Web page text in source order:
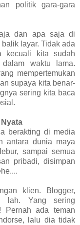
politik gara-gara
dan apa saja di
layar. Tidak ada
kecuali kita sudah
waktu lama.
mempertemukan
supaya kita benar-
sering kita baca
berakting di media
antara dunia maya
sampai semua
pribadi, disimpan
klien. Blogger,
lah. Yang sering
Pernah ada teman
lalu dia tidak